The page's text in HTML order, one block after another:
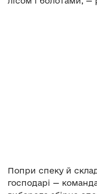
Попри спеку й
господарі —